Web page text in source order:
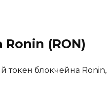
(RON)
токен блокчейна